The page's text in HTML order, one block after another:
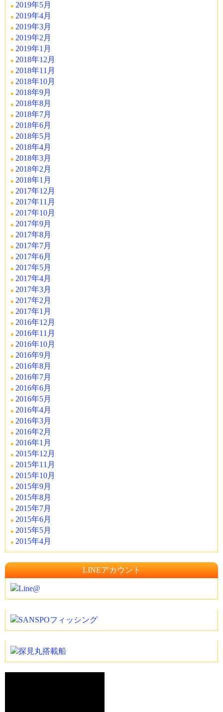
2019年5月
2019年4月
2019年3月
2019年2月
2019年1月
2018年12月
2018年11月
2018年10月
2018年9月
2018年8月
2018年7月
2018年6月
2018年5月
2018年4月
2018年3月
2018年2月
2018年1月
2017年12月
2017年11月
2017年10月
2017年9月
2017年8月
2017年7月
2017年6月
2017年5月
2017年4月
2017年3月
2017年2月
2017年1月
2016年12月
2016年11月
2016年10月
2016年9月
2016年8月
2016年7月
2016年6月
2016年5月
2016年4月
2016年3月
2016年2月
2016年1月
2015年12月
2015年11月
2015年10月
2015年9月
2015年8月
2015年7月
2015年6月
2015年5月
2015年4月
LINEアカウント